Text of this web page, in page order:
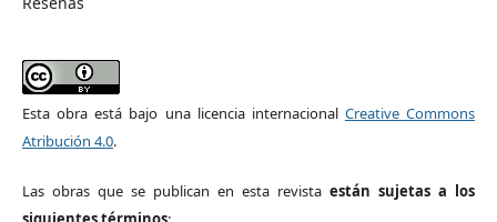
Esta obra está bajo una licencia internacional Creative Commons
Atribución 4.0.
Las obras que se publican en esta revista están sujetas a los